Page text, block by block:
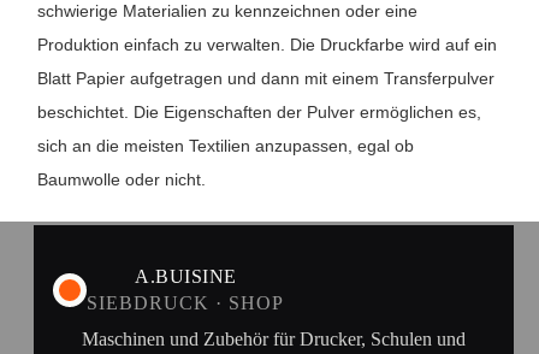
schwierige Materialien zu kennzeichnen oder eine
Produktion einfach zu verwalten. Die Druckfarbe wird auf ein
Blatt Papier aufgetragen und dann mit einem Transferpulver
beschichtet. Die Eigenschaften der Pulver ermöglichen es,
sich an die meisten Textilien anzupassen, egal ob
Baumwolle oder nicht.
A.BUISINE
SIEBDRUCK · SHOP
Maschinen und Zubehör für Drucker, Schulen und